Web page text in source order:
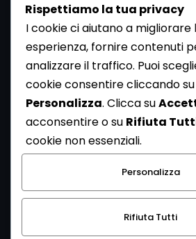
Newsletter
Se vuoi ricevere la Rivista gratuita di
dalla Redazione di ArcheoMedia
Newsletter [Clicca Qui]
Con l'invio del messaggio l'utente
l’informativa sulla privacy e di
dei propri dati personali.
Rispettiamo la tua privacy
I cookie ci aiutano a migliorare
esperienza, fornire contenuti
analizzare il traffico. Puoi
cookie consentire cliccando su
Personalizza. Clicca su
acconsentire o su Rifiuta
cookie non essenziali.
Personalizza
Rifiuta Tutti